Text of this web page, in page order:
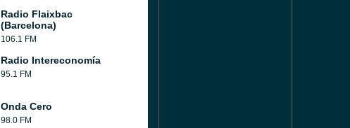
Radio Flaixbac
(Barcelona)
106.1 FM
Radio Intereconomía
95.1 FM
Onda Cero
98.0 FM